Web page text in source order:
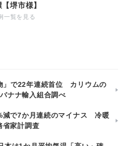
堺市様】
一覧を見る
」で22年連続首位 カリウムの
ナナ輸入組合調べ
減で7か月連続のマイナス 冷暖
家計調査